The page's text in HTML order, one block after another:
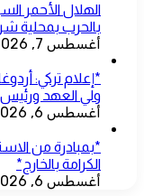
بالحرب بمحلية
أغسطس 7, 2026
*إعلام تركي:
ولي العهد ورئيس
أغسطس 6, 2026
*بمبادرة من
الكرامة بالخارج*
أغسطس 6, 2026